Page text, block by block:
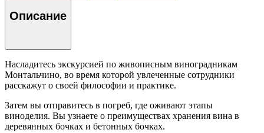
Описание
Насладитесь экскурсией по живописным виноградникам
Монтальчино, во время которой увлеченные сотрудники
расскажут о своей философии и практике.
Затем вы отправитесь в погреб, где оживают этапы
виноделия. Вы узнаете о преимуществах хранения вина в
деревянных бочках и бетонных бочках.